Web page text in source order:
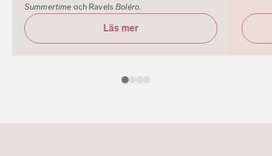
Summertime och RavelsBoléro.
Läs mer